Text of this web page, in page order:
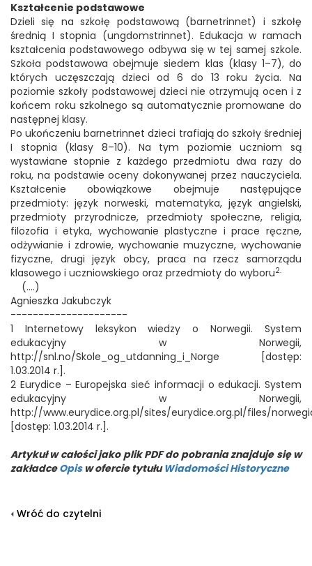
Kształcenie podstawowe
Dzieli się na szkołę podstawową (barnetrinnet) i szkołę
średnią I stopnia (ungdomstrinnet). Edukacja w ramach
kształcenia podstawowego odbywa się w tej samej szkole.
Szkoła podstawowa obejmuje siedem klas (klasy 1–7), do
których uczęszczają dzieci od 6 do 13 roku życia. Na
poziomie szkoły podstawowej dzieci nie otrzymują ocen i z
końcem roku szkolnego są automatycznie promowane do
następnej klasy.
Po ukończeniu barnetrinnet dzieci trafiają do szkoły średniej
I stopnia (klasy 8–10). Na tym poziomie uczniom są
wystawiane stopnie z każdego przedmiotu dwa razy do
roku, na podstawie oceny dokonywanej przez nauczyciela.
Kształcenie obowiązkowe obejmuje następujące
przedmioty: język norweski, matematyka, język angielski,
przedmioty przyrodnicze, przedmioty społeczne, religia,
filozofia i etyka, wychowanie plastyczne i prace ręczne,
odżywianie i zdrowie, wychowanie muzyczne, wychowanie
fizyczne, drugi język obcy, praca na rzecz samorządu
klasowego i uczniowskiego oraz przedmioty do wyboru2.
(....)
Agnieszka Jakubczyk
---------------------
1 Internetowy leksykon wiedzy o Norwegii. System
edukacyjny w Norwegii,
http://snl.no/Skole_og_utdanning_i_Norge [dostęp:
1.03.2014 r.].
2 Eurydice – Europejska sieć informacji o edukacji. System
edukacyjny w Norwegii,
http://www.eurydice.org.pl/sites/eurydice.org.pl/files/
[dostęp: 1.03.2014 r.].
Artykuł w całości jako plik PDF do pobrania znajduje się w
zakładceOpisw ofercie tytułuWiadomości Historyczne
Wróć do czytelni